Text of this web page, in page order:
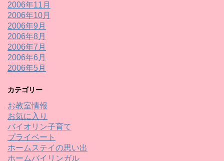
2006年11月
2006年10月
2006年9月
2006年8月
2006年7月
2006年6月
2006年5月
カテゴリー
お教室情報
お気に入り
バイオリン子育て
プライベート
ホームステイの思い出
ホームバイリンガル